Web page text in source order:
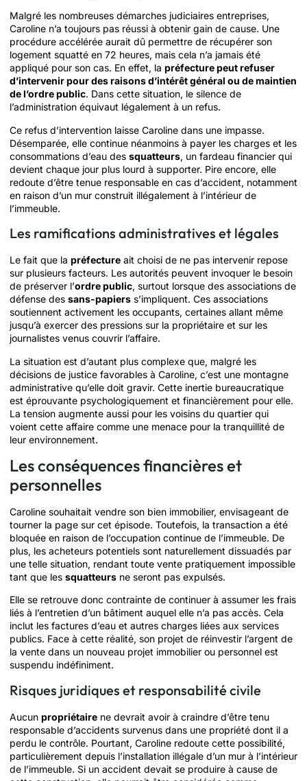
Malgré les nombreuses démarches judiciaires entreprises,
Caroline n’a toujours pas réussi à obtenir gain de cause. Une
procédure accélérée aurait dû permettre de récupérer son
logement squatté en 72 heures, mais cela n’a jamais été
appliqué pour son cas. En effet, la préfecture peut refuser
d’intervenir pour des raisons d’intérêt général ou de maintien
de l’ordre public. Dans cette situation, le silence de
l’administration équivaut légalement à un refus.
Ce refus d’intervention laisse Caroline dans une impasse.
Désemparée, elle continue néanmoins à payer les charges et les
consommations d’eau des squatteurs, un fardeau financier qui
devient chaque jour plus lourd à supporter. Pire encore, elle
redoute d’être tenue responsable en cas d’accident, notamment
en raison d’un mur construit illégalement à l’intérieur de
l’immeuble.
Les ramifications administratives et légales
Le fait que la préfecture ait choisi de ne pas intervenir repose
sur plusieurs facteurs. Les autorités peuvent invoquer le besoin
de préserver l’ordre public, surtout lorsque des associations de
défense des sans-papiers s’impliquent. Ces associations
soutiennent activement les occupants, certaines allant même
jusqu’à exercer des pressions sur la propriétaire et sur les
journalistes venus couvrir l’affaire.
La situation est d’autant plus complexe que, malgré les
décisions de justice favorables à Caroline, c’est une montagne
administrative qu’elle doit gravir. Cette inertie bureaucratique
est éprouvante psychologiquement et financièrement pour elle.
La tension augmente aussi pour les voisins du quartier qui
voient cette affaire comme une menace pour la tranquillité de
leur environnement.
Les conséquences financières et
personnelles
Caroline souhaitait vendre son bien immobilier, envisageant de
tourner la page sur cet épisode. Toutefois, la transaction a été
bloquée en raison de l’occupation continue de l’immeuble. De
plus, les acheteurs potentiels sont naturellement dissuadés par
une telle situation, rendant toute vente pratiquement impossible
tant que les squatteurs ne seront pas expulsés.
Elle se retrouve donc contrainte de continuer à assumer les frais
liés à l’entretien d’un bâtiment auquel elle n’a pas accès. Cela
inclut les factures d’eau et autres charges liées aux services
publics. Face à cette réalité, son projet de réinvestir l’argent de
la vente dans un nouveau projet immobilier ou personnel est
suspendu indéfiniment.
Risques juridiques et responsabilité civile
Aucun propriétaire ne devrait avoir à craindre d’être tenu
responsable d’accidents survenus dans une propriété dont il a
perdu le contrôle. Pourtant, Caroline redoute cette possibilité,
particulièrement depuis l’installation illégale d’un mur à l’intérieur
de l’immeuble. Si un accident devait se produire à cause de